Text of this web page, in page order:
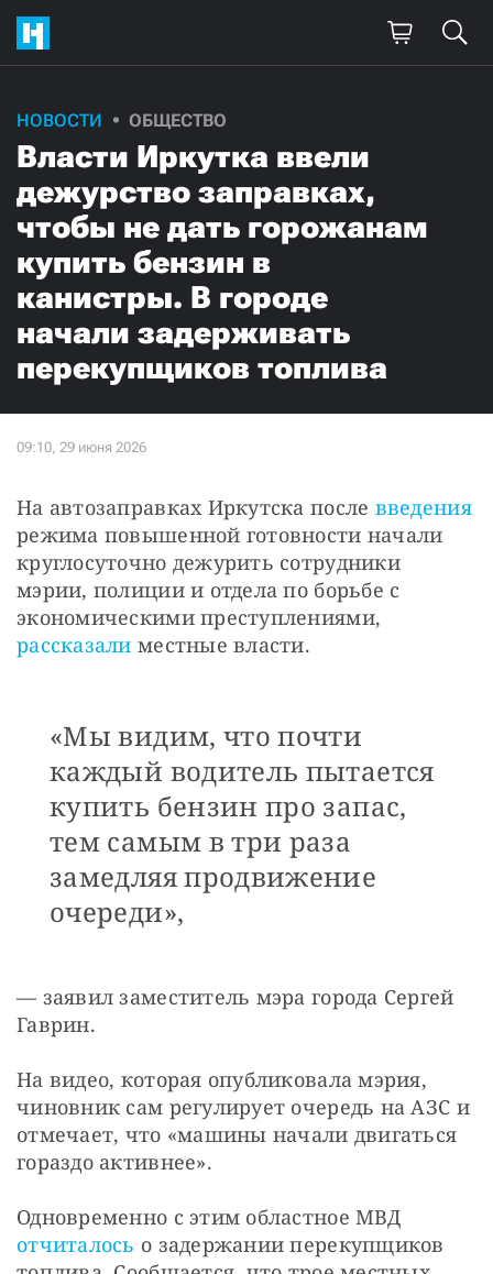
НОВОСТИ ОБЩЕСТВО
Власти Иркутка ввели
дежурство заправках,
чтобы не дать горожанам
купить бензин в
канистры. В городе
начали задерживать
перекупщиков топлива
На автозаправках Иркутска после введения
режима повышенной готовности начали
круглосуточно дежурить сотрудники
мэрии, полиции и отдела по борьбе с
рассказали местные власти.
«Мы видим, что почти
каждый водитель пытается
купить бензин про запас,
тем самым в три раза
замедляя продвижение
очереди»,
— заявил заместитель мэра города Сергей
Гаврин.
На видео, которая опубликовала мэрия,
чиновник сам регулирует очередь на АЗС и
отмечает, что «машины начали двигаться
гораздо активнее».
Одновременно c этим областное МВД
отчиталось о задержании перекупщиков